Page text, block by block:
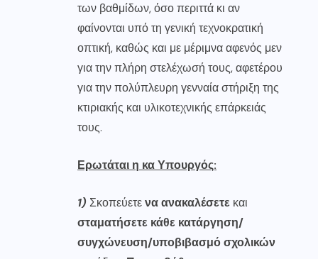
των βαθμίδων, όσο περιττά κι αν
φαίνονται υπό τη γενική τεχνοκρατική
οπτική, καθώς και με μέριμνα αφενός μεν
για την πλήρη στελέχωσή τους, αφετέρου
για την πολύπλευρη γενναία στήριξη της
κτιριακής και υλικοτεχνικής επάρκειάς
τους.
Ερωτάται η κα Υπουργός:
1) Σκοπεύετενα ανακαλέσετε και
σταματήσετε κάθε κατάργηση/
συγχώνευση/υποβιβασμό σχολικών